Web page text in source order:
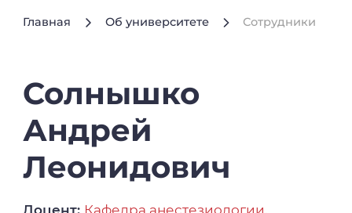
Главная Об университете Сотрудники
Солнышко
Андрей
Леонидович
Доцент: Кафедра анестезиологии,